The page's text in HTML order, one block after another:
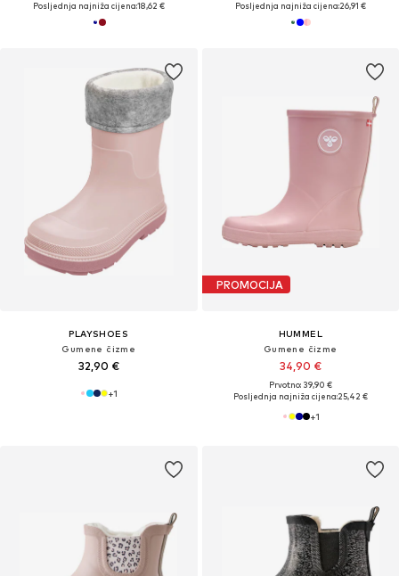
Posljednja najniža cijena:18,62 €
Posljednja najniža cijena:26,91 €
PLAYSHOES
Gumene čizme
32,90 €
+1
PROMOCIJA
HUMMEL
Gumene čizme
34,90 €
Prvotno: 39,90 €
Posljednja najniža cijena:25,42 €
+1